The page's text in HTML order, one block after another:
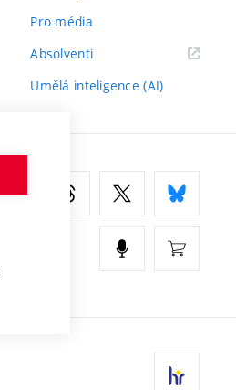
Pro média
Absolventi(externí
Umělá inteligence (AI)